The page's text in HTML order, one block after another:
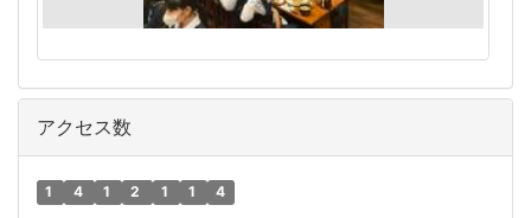
アクセス数
1 4 1 2 1 1 4